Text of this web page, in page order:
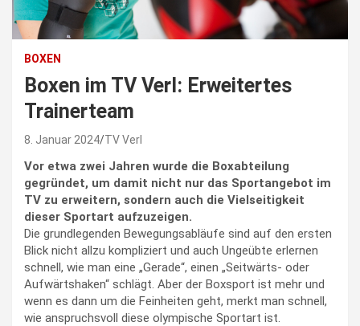
BOXEN
Boxen im TV Verl: Erweitertes
Trainerteam
8. Januar 2024 TV Verl
Vor etwa zwei Jahren wurde die Boxabteilung
gegründet, um damit nicht nur das Sportangebot im
TV zu erweitern, sondern auch die Vielseitigkeit
dieser Sportart aufzuzeigen.
Die grundlegenden Bewegungsabläufe sind auf den ersten
Blick nicht allzu kompliziert und auch Ungeübte erlernen
schnell, wie man eine „Gerade“, einen „Seitwärts- oder
Aufwärtshaken“ schlägt. Aber der Boxsport ist mehr und
wenn es dann um die Feinheiten geht, merkt man schnell,
wie anspruchsvoll diese olympische Sportart ist.